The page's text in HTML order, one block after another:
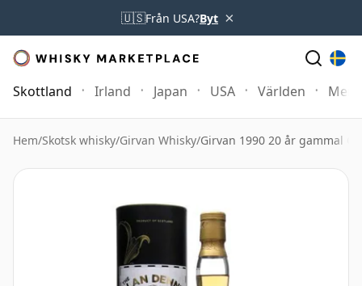
🇺🇸Från USA?Byt ×
Skottland Irland Japan USA Världen Mer
Hem/Skotsk whisky/Girvan Whisky/Girvan 1990 20 år gammal